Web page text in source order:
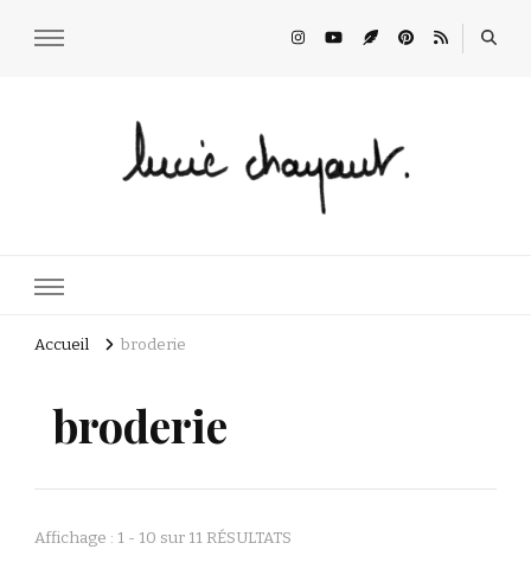
Lucie Choupaut
Accueil broderie
broderie
Affichage : 1 - 10 sur 11 RÉSULTATS